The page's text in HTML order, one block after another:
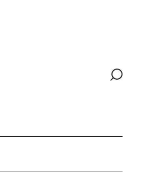
Siirry